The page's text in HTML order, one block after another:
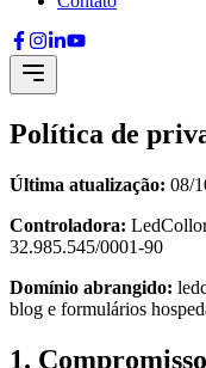
Política de
Última atualização: 08/
Controladora:
32.985.545/0001-90
Domínio abrangido:
blog e formulários
1.